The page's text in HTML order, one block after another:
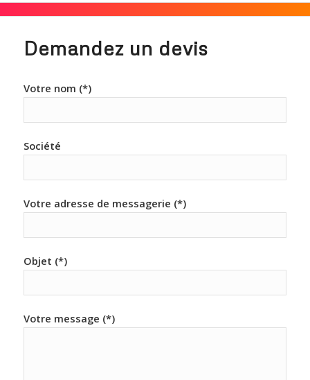
Demandez un devis
Votre nom (*)
Société
Votre adresse de messagerie (*)
Objet (*)
Votre message (*)